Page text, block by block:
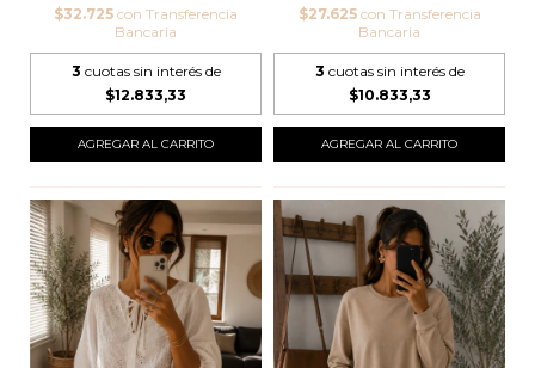
$32.725 con Transferencia
Bancaria
3 cuotas sin interés de
$12.833,33
$27.625 con Transferencia
Bancaria
3 cuotas sin interés de
$10.833,33